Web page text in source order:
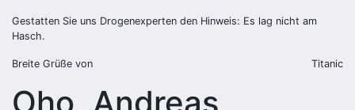
Gestatten Sie uns Drogenexperten den Hinweis: Es lag nicht am
Hasch.
Breite Grüße von Titanic
Oho, Andreas